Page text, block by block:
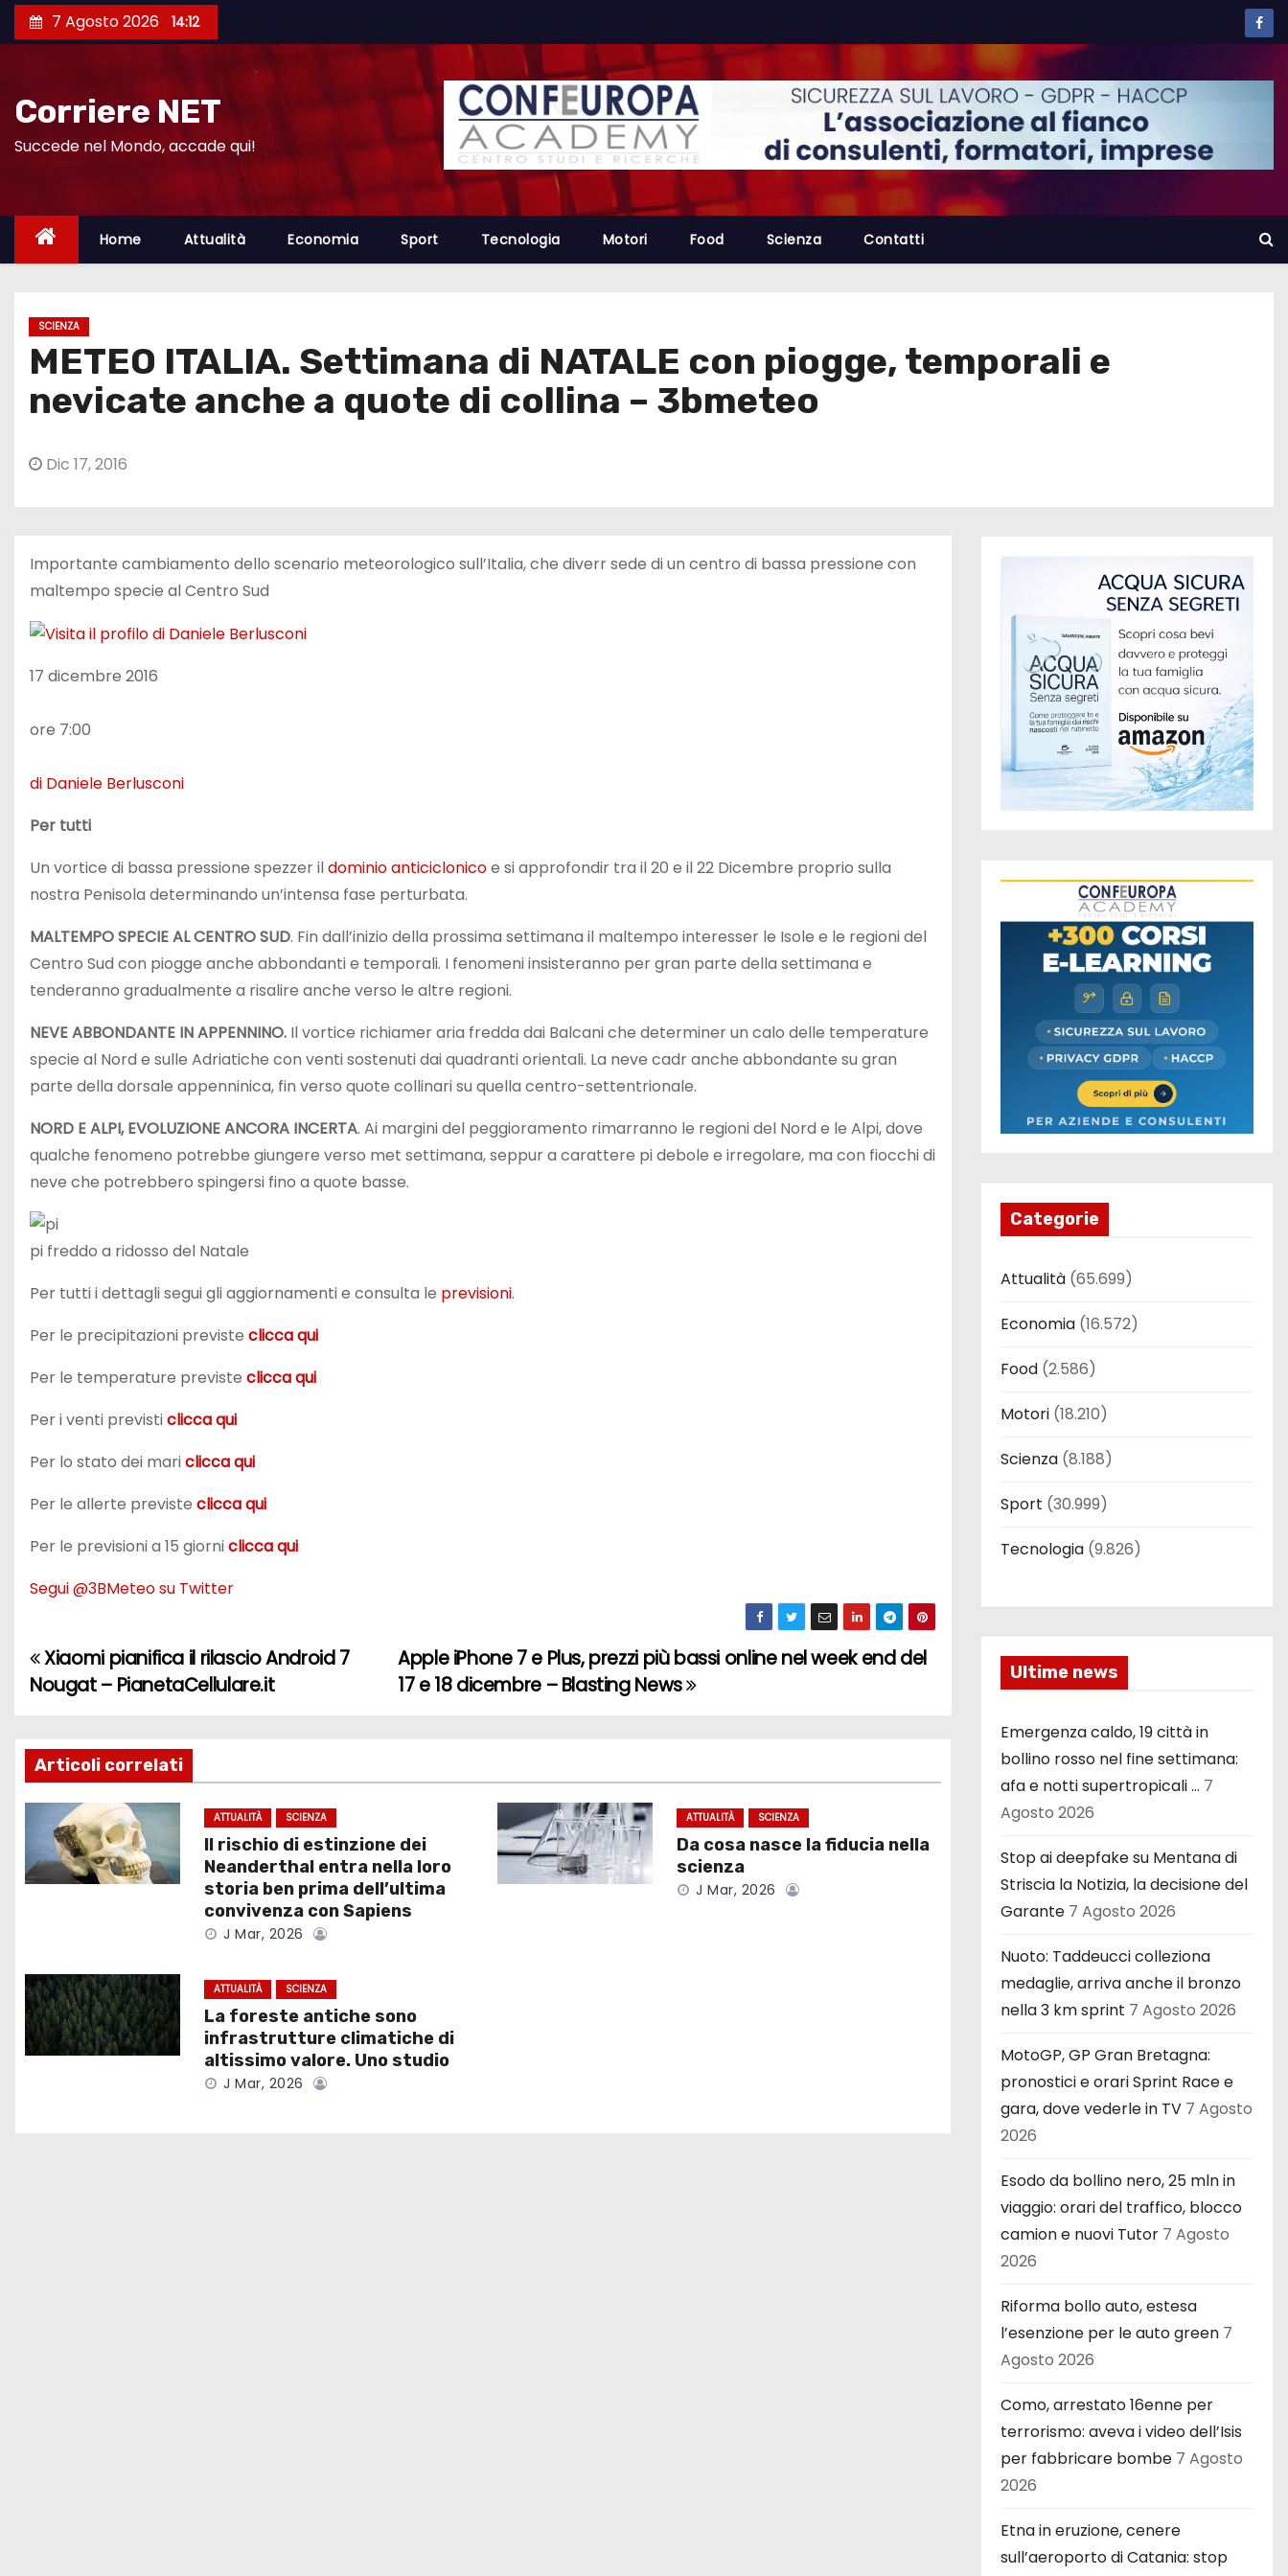
a
7 Agosto 2026 14:12
Corriere NET
Succede nel Mondo, accade qui!
Home Attualità Economia Sport Tecnologia Motori Food Scienza Contatti
SCIENZA
METEO ITALIA. Settimana di NATALE con piogge, temporali e
nevicate anche a quote di collina – 3bmeteo
Dic 17, 2016
Importante cambiamento dello scenario meteorologico sull’Italia, che diverr sede di un centro di bassa pressione con
maltempo specie al Centro Sud
17 dicembre 2016
ore 7:00
di Daniele Berlusconi
Per tutti
Un vortice di bassa pressione spezzer ildominio anticiclonicoe si approfondir tra il 20 e il 22 Dicembre proprio sulla
nostra Penisola determinando un’intensa fase perturbata.
MALTEMPO SPECIE AL CENTRO SUD. Fin dall’inizio della prossima settimana il maltempo interesser le Isole e le regioni del
Centro Sud con piogge anche abbondanti e temporali. I fenomeni insisteranno per gran parte della settimana e
tenderanno gradualmente a risalire anche verso le altre regioni.
NEVE ABBONDANTE IN APPENNINO. Il vortice richiamer aria fredda dai Balcani che determiner un calo delle temperature
specie al Nord e sulle Adriatiche con venti sostenuti dai quadranti orientali. La neve cadr anche abbondante su gran
parte della dorsale appenninica, fin verso quote collinari su quella centro-settentrionale.
NORD E ALPI, EVOLUZIONE ANCORA INCERTA. Ai margini del peggioramento rimarranno le regioni del Nord e le Alpi, dove
qualche fenomeno potrebbe giungere verso met settimana, seppur a carattere pi debole e irregolare, ma con fiocchi di
neve che potrebbero spingersi fino a quote basse.
pi freddo a ridosso del Natale
Per tutti i dettagli segui gli aggiornamenti e consulta le previsioni.
Per le precipitazioni previste clicca qui
Per le temperature previste clicca qui
Per i venti previsticlicca qui
Per lo stato dei mariclicca qui
Per le allerte previste clicca qui
Per le previsioni a 15 giorniclicca qui
Segui @3BMeteo su Twitter
N
v
i
a
o
n
Apple iPhone 7 e Plus, prezzi più bassi online nel week end del
17 e 18 dicembre – Blasting News
Xiaomi pianifica il rilascio Android 7
Nougat – PianetaCellulare.it
Articoli correlati
ATTUALITÀ SCIENZA
Il rischio di estinzione dei
Neanderthal entra nella loro
storia ben prima dell’ultima
convivenza con Sapiens
J Mar, 2026
ATTUALITÀ SCIENZA
Da cosa nasce la fiducia nella
scienza
J Mar, 2026
ATTUALITÀ SCIENZA
La foreste antiche sono
infrastrutture climatiche di
altissimo valore. Uno studio
J Mar, 2026
Categorie
Attualità (65.699)
Economia (16.572)
Food (2.586)
Motori (18.210)
Scienza (8.188)
Sport (30.999)
Tecnologia (9.826)
Ultime news
Emergenza caldo, 19 città in
bollino rosso nel fine settimana:
afa e notti supertropicali … 7
Agosto 2026
Stop ai deepfake su Mentana di
Striscia la Notizia, la decisione del
Garante 7 Agosto 2026
Nuoto: Taddeucci colleziona
medaglie, arriva anche il bronzo
nella 3 km sprint 7 Agosto 2026
MotoGP, GP Gran Bretagna:
pronostici e orari Sprint Race e
gara, dove vederle in TV 7 Agosto
2026
Esodo da bollino nero, 25 mln in
viaggio: orari del traffico, blocco
camion e nuovi Tutor 7 Agosto
2026
Riforma bollo auto, estesa
l’esenzione per le auto green 7
Agosto 2026
Como, arrestato 16enne per
terrorismo: aveva i video dell’Isis
per fabbricare bombe 7 Agosto
2026
Etna in eruzione, cenere
sull’aeroporto di Catania: stop